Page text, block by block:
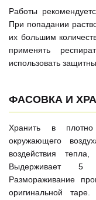
Работы
При попадании
их большим
применять
использовать
ФАСОВКА И
Хранить в
окружающего
воздействия
Выдерживает 5
Размораживание
оригинальной